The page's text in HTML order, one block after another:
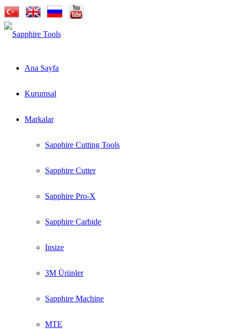
Ana Sayfa
Kurumsal
Markalar
Sapphire Cutting Tools
Sapphire Cutter
Sapphire Pro-X
Sapphire Carbide
Insize
3M Ürünler
Sapphire Machine
MTE